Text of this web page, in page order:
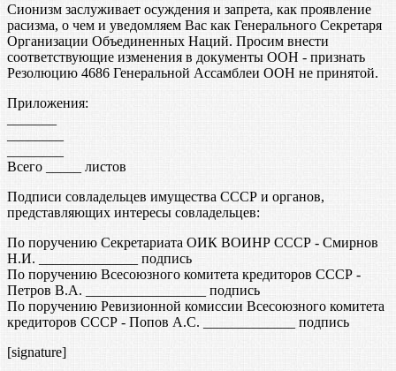
Сионизм заслуживает осуждения и запрета, как проявление
расизма, о чем и уведомляем Вас как Генерального Секретаря
Организации Объединенных Наций. Просим внести
соответствующие изменения в документы ООН - признать
Резолюцию 4686 Генеральной Ассамблеи ООН не принятой.
Приложения:
Всего _____ листов
Подписи совладельцев имущества СССР и органов,
представляющих интересы совладельцев:
По поручению Секретариата ОИК ВОИНР СССР - Смирнов
Н.И. ______________ подпись
По поручению Всесоюзного комитета кредиторов СССР -
Петров В.А. _________________ подпись
По поручению Ревизионной комиссии Всесоюзного комитета
кредиторов СССР - Попов А.С. _____________ подпись
[signature]